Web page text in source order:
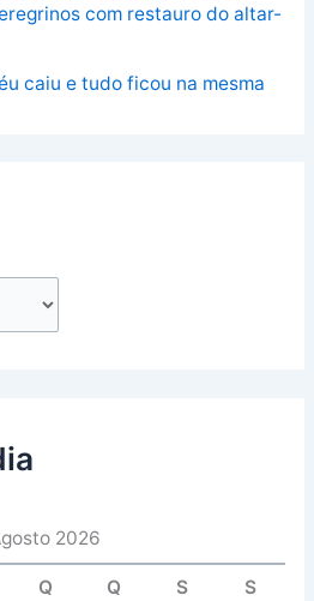
com restauro do altar-
caiu e tudo ficou na mesma
2026
Q Q S S